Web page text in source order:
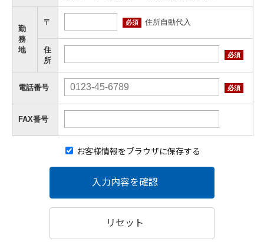
勤
務
地
〒 必須 住所自動代入
住
所
必須
電話番号 必須
FAX番号
お客様情報をブラウザに保存する
入力内容を確認
リセット